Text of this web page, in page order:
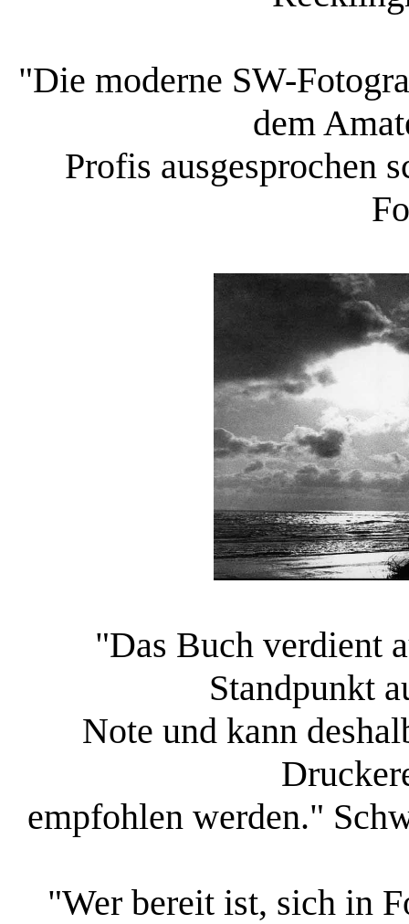
"Die moderne SW-
dem
Profis ausgesprochen
"Das Buch verdient
Standpunkt
Note und kann
empfohlen werden."
"Wer bereit ist, sich in